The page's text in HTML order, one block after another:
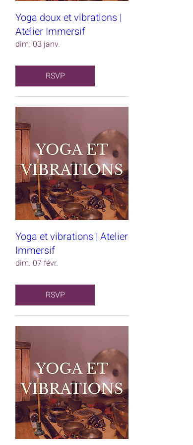
Yoga doux et vibrations |
Atelier Immersif
dim. 03 janv.
RSVP
Yoga et vibrations | Atelier
Immersif
dim. 07 févr.
RSVP